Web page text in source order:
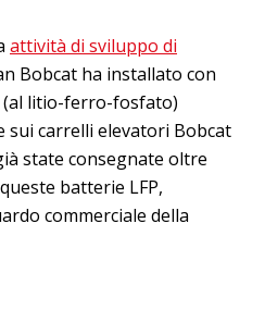
attività di sviluppo di
Bobcat ha installato con
(al litio-ferro-fosfato)
carrelli elevatori Bobcat
state consegnate oltre
batterie LFP,
commerciale della